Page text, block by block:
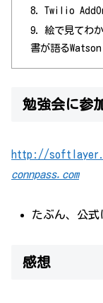
Twilio
絵で見てわ
書が語る
勉強会に参
http://
connpass.com
たぶん、公
感想